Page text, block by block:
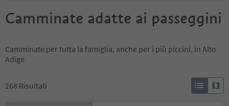
Camminate adatte ai passeggini
Camminate per tutta la famiglia, anche per i più piccini, in Alto
Adige
268 Risultati